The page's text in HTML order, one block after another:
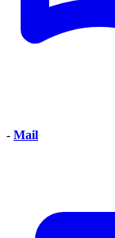
- Mail